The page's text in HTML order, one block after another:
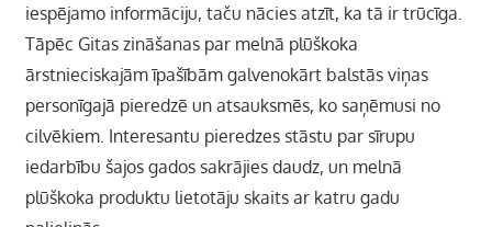
iespējamo informāciju, taču nācies atzīt, ka tā ir trūcīga.
Tāpēc Gitas zināšanas par melnā plūškoka
ārstnieciskajām īpašībām galvenokārt balstās viņas
personīgajā pieredzē un atsauksmēs, ko saņēmusi no
cilvēkiem. Interesantu pieredzes stāstu par sīrupu
iedarbību šajos gados sakrājies daudz, un melnā
plūškoka produktu lietotāju skaits ar katru gadu